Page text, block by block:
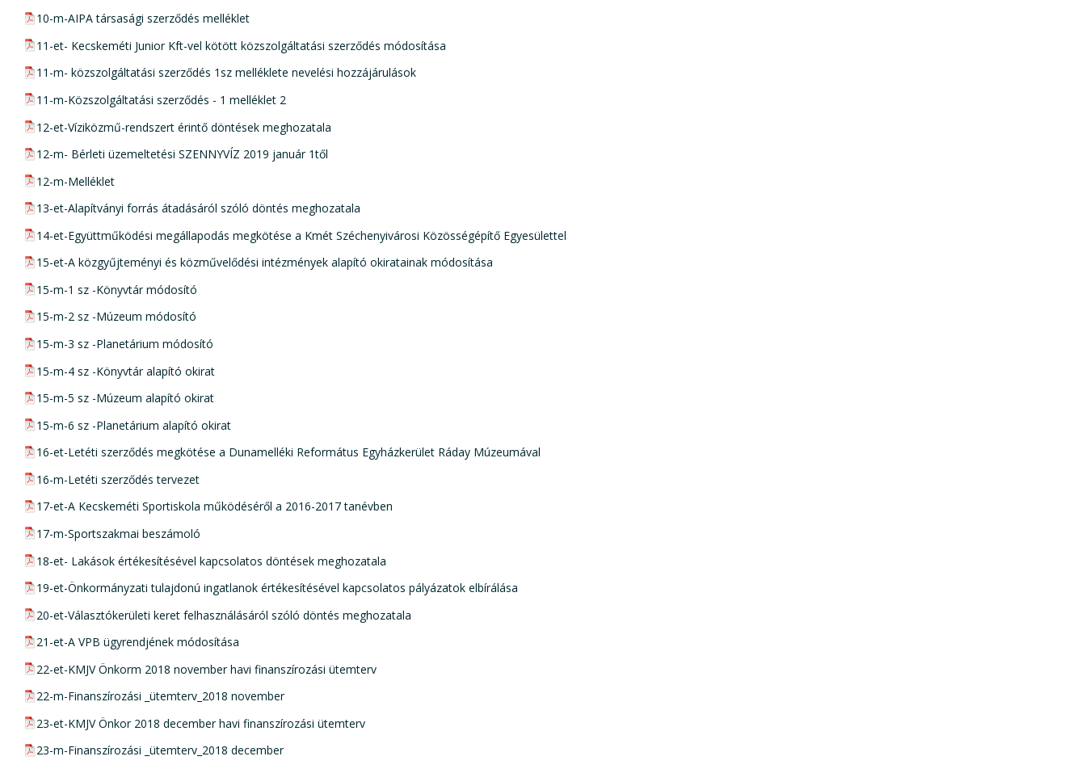
pdf csatolmány:
10-m-AIPA társasági szerződés melléklet
pdf csatolmány:
11-et- Kecskeméti Junior Kft-vel kötött közszolgáltatási szerződés módosítása
pdf csatolmány:
11-m- közszolgáltatási szerződés 1sz melléklete nevelési hozzájárulások
pdf csatolmány:
11-m-Közszolgáltatási szerződés - 1 melléklet 2
pdf csatolmány:
12-et-Víziközmű-rendszert érintő döntések meghozatala
pdf csatolmány:
12-m- Bérleti üzemeltetési SZENNYVÍZ 2019 január 1től
pdf csatolmány:
12-m-Melléklet
pdf csatolmány:
13-et-Alapítványi forrás átadásáról szóló döntés meghozatala
pdf csatolmány:
14-et-Együttműködési megállapodás megkötése a Kmét Széchenyivárosi Közösségépítő Egyesülettel
pdf csatolmány:
15-et-A közgyűjteményi és közművelődési intézmények alapító okiratainak módosítása
pdf csatolmány:
15-m-1 sz -Könyvtár módosító
pdf csatolmány:
15-m-2 sz -Múzeum módosító
pdf csatolmány:
15-m-3 sz -Planetárium módosító
pdf csatolmány:
15-m-4 sz -Könyvtár alapító okirat
pdf csatolmány:
15-m-5 sz -Múzeum alapító okirat
pdf csatolmány:
15-m-6 sz -Planetárium alapító okirat
pdf csatolmány:
16-et-Letéti szerződés megkötése a Dunamelléki Református Egyházkerület Ráday Múzeumával
pdf csatolmány:
16-m-Letéti szerződés tervezet
pdf csatolmány:
17-et-A Kecskeméti Sportiskola működéséről a 2016-2017 tanévben
pdf csatolmány:
17-m-Sportszakmai beszámoló
pdf csatolmány:
18-et- Lakások értékesítésével kapcsolatos döntések meghozatala
pdf csatolmány:
19-et-Önkormányzati tulajdonú ingatlanok értékesítésével kapcsolatos pályázatok elbírálása
pdf csatolmány:
20-et-Választókerületi keret felhasználásáról szóló döntés meghozatala
pdf csatolmány:
21-et-A VPB ügyrendjének módosítása
pdf csatolmány:
22-et-KMJV Önkorm 2018 november havi finanszírozási ütemterv
pdf csatolmány:
22-m-Finanszírozási _ütemterv_2018 november
pdf csatolmány:
23-et-KMJV Önkor 2018 december havi finanszírozási ütemterv
pdf csatolmány:
23-m-Finanszírozási _ütemterv_2018 december